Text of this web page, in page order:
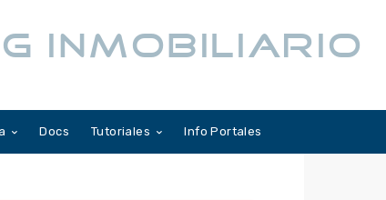
INMOBILIARIO
Docs Tutoriales Info Portales